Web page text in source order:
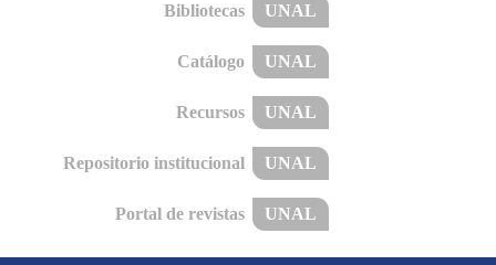
Bibliotecas UNAL
Catálogo UNAL
Recursos UNAL
Repositorio institucional UNAL
Portal de revistas UNAL